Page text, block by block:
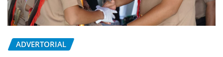
ADVERTORIAL